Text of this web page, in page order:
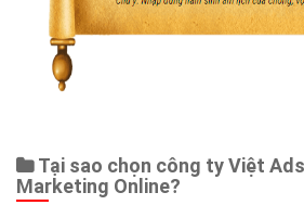
Tại sao chọn công ty Việt
Marketing Online?